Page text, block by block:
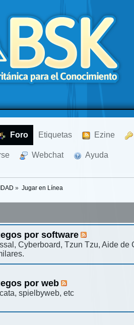
Foro Etiquetas Ezine
Webchat Ayuda
» Jugar en Línea
por software
Cyberboard, Tzun Tzu, Aide de
por web
spielbyweb, etc